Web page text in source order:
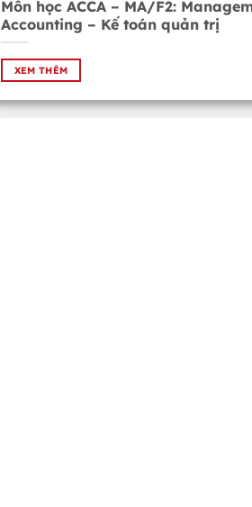
Môn học ACCA – MA/F2:
Accounting – Kế toán quản trị
XEM THÊM